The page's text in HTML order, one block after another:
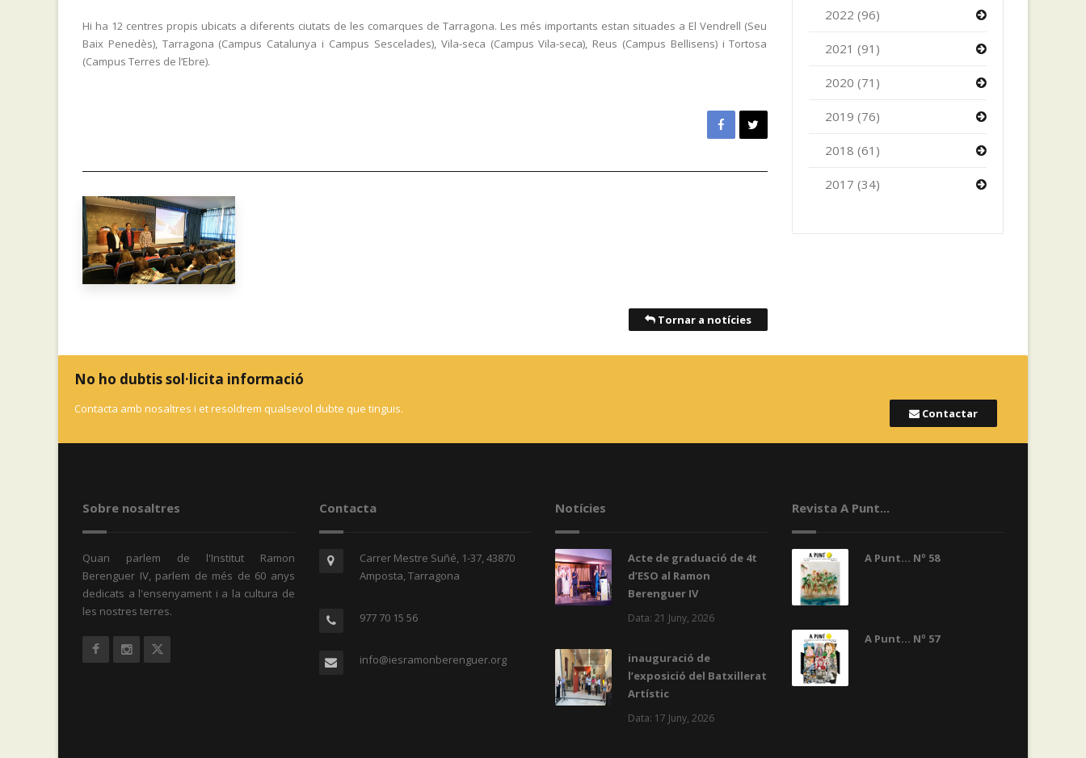
Hi ha 12 centres propis ubicats a diferents ciutats de les comarques de Tarragona. Les més importants estan situades a El Vendrell (Seu
Baix Penedès), Tarragona (Campus Catalunya i Campus Sescelades), Vila-seca (Campus Vila-seca), Reus (Campus Bellisens) i Tortosa
(Campus Terres de l’Ebre).
Tornar a notícies
2022 (96)
2021 (91)
2020 (71)
2019 (76)
2018 (61)
2017 (34)
No ho dubtis sol·licita informació
Contacta amb nosaltres i et resoldrem qualsevol dubte que tinguis. Contactar
Sobre nosaltres
Quan parlem de l'Institut Ramon
Berenguer IV, parlem de més de 60 anys
dedicats a l'ensenyament i a la cultura de
les nostres terres.
Contacta
Carrer Mestre Suñé, 1-37, 43870
Amposta, Tarragona
977 70 15 56
info@iesramonberenguer.org
Notícies
Acte de graduació de 4t
d’ESO al Ramon
Berenguer IV
Data: 21 Juny, 2026
inauguració de
l’exposició del Batxillerat
Artístic
Data: 17 Juny, 2026
Revista A Punt...
A Punt... Nº 58
A Punt... Nº 57